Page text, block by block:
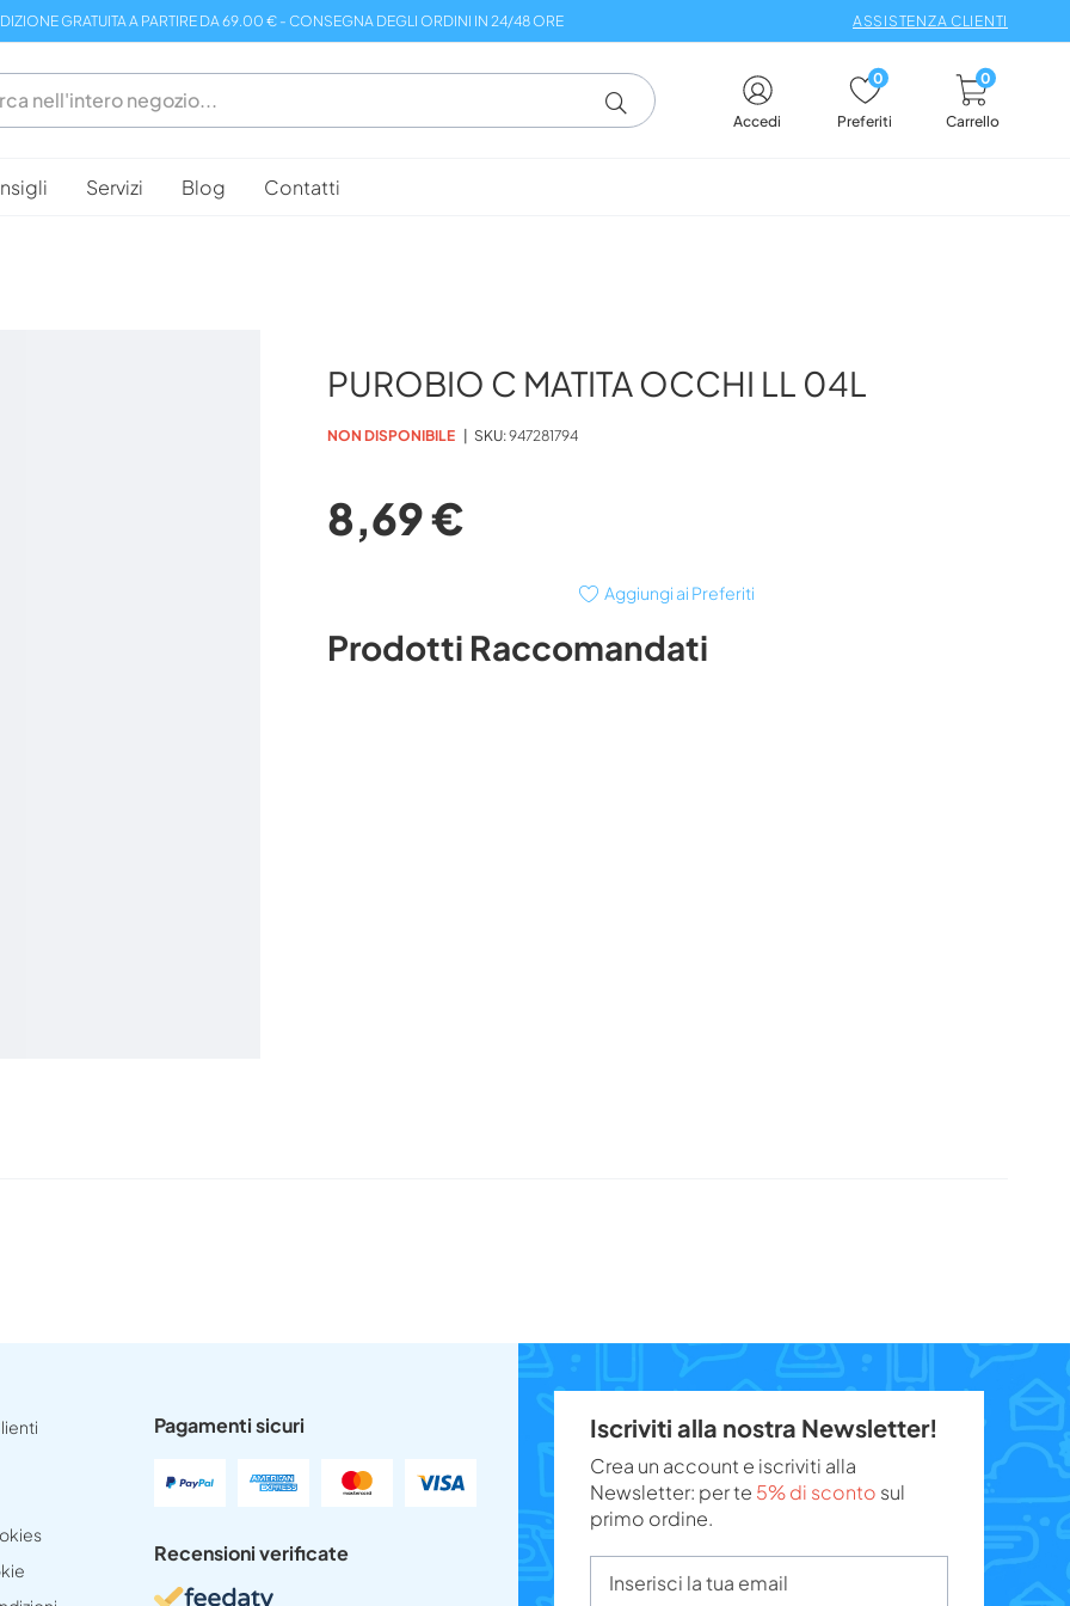
GRATUITA A PARTIRE DA 69.00 € - CONSEGNA DEGLI ORDINI IN 24/48 ORE ASSISTENZA CLIENTI
Accedi Preferiti
0
Carrello
0
Servizi Blog Contatti
PUROBIO C MATITA OCCHI LL 04L
NON DISPONIBILE SKU 947281794
8,69 €
Aggiungi ai Preferiti
Prodotti Raccomandati
Pagamenti sicuri
Recensioni verificate
Iscriviti alla nostra Newsletter!
Crea un account e iscriviti alla
Newsletter: per te 5% di sconto sul
primo ordine.